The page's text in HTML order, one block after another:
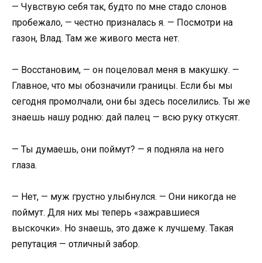
— Чувствую себя так, будто по мне стадо слонов
пробежало, — честно призналась я. — Посмотри на
газон, Влад. Там же живого места нет.
— Восстановим, — он поцеловал меня в макушку. —
Главное, что мы обозначили границы. Если бы мы
сегодня промолчали, они бы здесь поселились. Ты же
знаешь нашу родню: дай палец — всю руку откусят.
— Ты думаешь, они поймут? — я подняла на него
глаза.
— Нет, — муж грустно улыбнулся. — Они никогда не
поймут. Для них мы теперь «зажравшиеся
выскочки». Но знаешь, это даже к лучшему. Такая
репутация — отличный забор.